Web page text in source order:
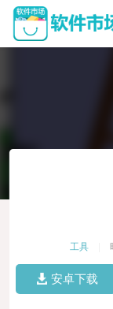
工具
安卓下载